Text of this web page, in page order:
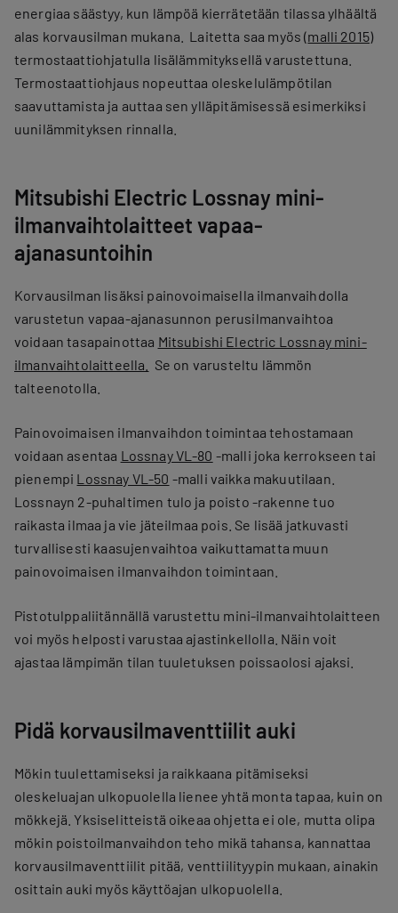
energiaa säästyy, kun lämpöä kierrätetään tilassa ylhäältä
alas korvausilman mukana. Laitetta saa myös (malli 2015)
termostaattiohjatulla lisälämmityksellä varustettuna.
Termostaattiohjaus nopeuttaa oleskelulämpötilan
saavuttamista ja auttaa sen ylläpitämisessä esimerkiksi
uunilämmityksen rinnalla.
Mitsubishi Electric Lossnay mini-
ilmanvaihtolaitteet vapaa-
ajanasuntoihin
Korvausilman lisäksi painovoimaisella ilmanvaihdolla
varustetun vapaa-ajanasunnon perusilmanvaihtoa
voidaan tasapainottaa Mitsubishi Electric Lossnay mini-
ilmanvaihtolaitteella.
Se on varusteltu lämmön
talteenotolla.
Painovoimaisen ilmanvaihdon toimintaa tehostamaan
voidaan asentaa Lossnay VL-80 -malli joka kerrokseen tai
pienempi Lossnay VL-50 -malli vaikka makuutilaan.
Lossnayn 2-puhaltimen tulo ja poisto -rakenne tuo
raikasta ilmaa ja vie jäteilmaa pois. Se lisää jatkuvasti
turvallisesti kaasujenvaihtoa vaikuttamatta muun
painovoimaisen ilmanvaihdon toimintaan.
Pistotulppaliitännällä varustettu mini-ilmanvaihtolaitteen
voi myös helposti varustaa ajastinkellolla. Näin voit
ajastaa lämpimän tilan tuuletuksen poissaolosi ajaksi.
Pidä korvausilmaventtiilit auki
Mökin tuulettamiseksi ja raikkaana pitämiseksi
oleskeluajan ulkopuolella lienee yhtä monta tapaa, kuin on
mökkejä. Yksiselitteistä oikeaa ohjetta ei ole, mutta olipa
mökin poistoilmanvaihdon teho mikä tahansa, kannattaa
korvausilmaventtiilit pitää, venttiilityypin mukaan, ainakin
osittain auki myös käyttöajan ulkopuolella.